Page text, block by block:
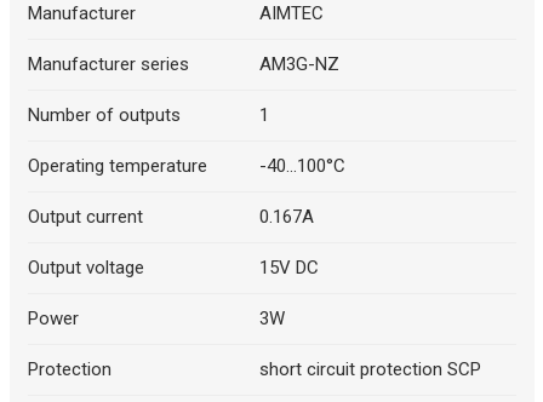
Manufacturer AIMTEC
Manufacturer series AM3G-NZ
Number of outputs 1
Operating temperature -40...100°C
Output current 0.167A
Output voltage 15V DC
Power 3W
Protection short circuit protection SCP